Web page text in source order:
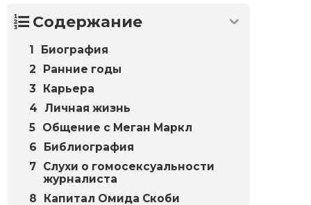
Содержание
Биография
Ранние годы
Карьера
Личная жизнь
Общение с Меган Маркл
Библиография
Слухи о гомосексуальности
журналиста
Капитал Омида Скоби